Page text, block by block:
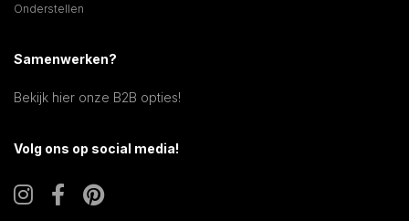
Onderstellen
Samenwerken?
Bekijk hier onze B2B opties!
Volg ons op social media!